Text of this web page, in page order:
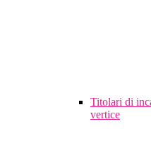
Titolari di
vertice